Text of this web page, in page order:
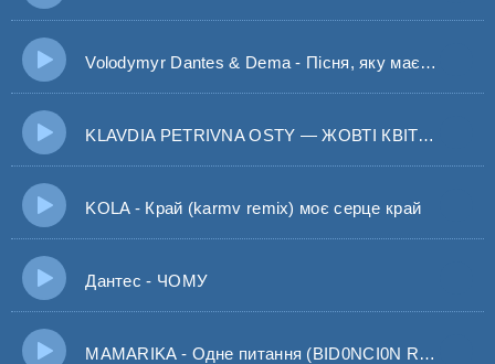
Volodymyr Dantes & Dema - Пісня, яку має виконати чоловік (KARMV REMIX)
KLAVDIA PETRIVNA OSTY — ЖОВТІ КВІТИ (BID0NCI0N REMIX) Жовті квіти розлуки березневі наші муки
KOLA - Край (karmv remix) моє серце край
Дантес - ЧОМУ
MAMARIKA - Одне питання (BID0NCI0N REMIX)